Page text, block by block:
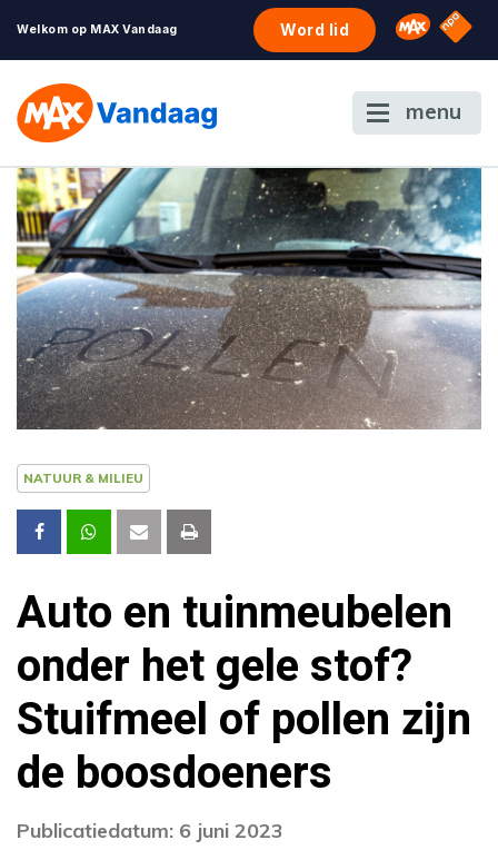
Welkom op MAX Vandaag Word lid Omroep
NPO
menu
NATUUR & MILIEU
Auto en tuinmeubelen
onder het gele stof?
Stuifmeel of pollen zijn
de boosdoeners
Publicatiedatum: 6 juni 2023